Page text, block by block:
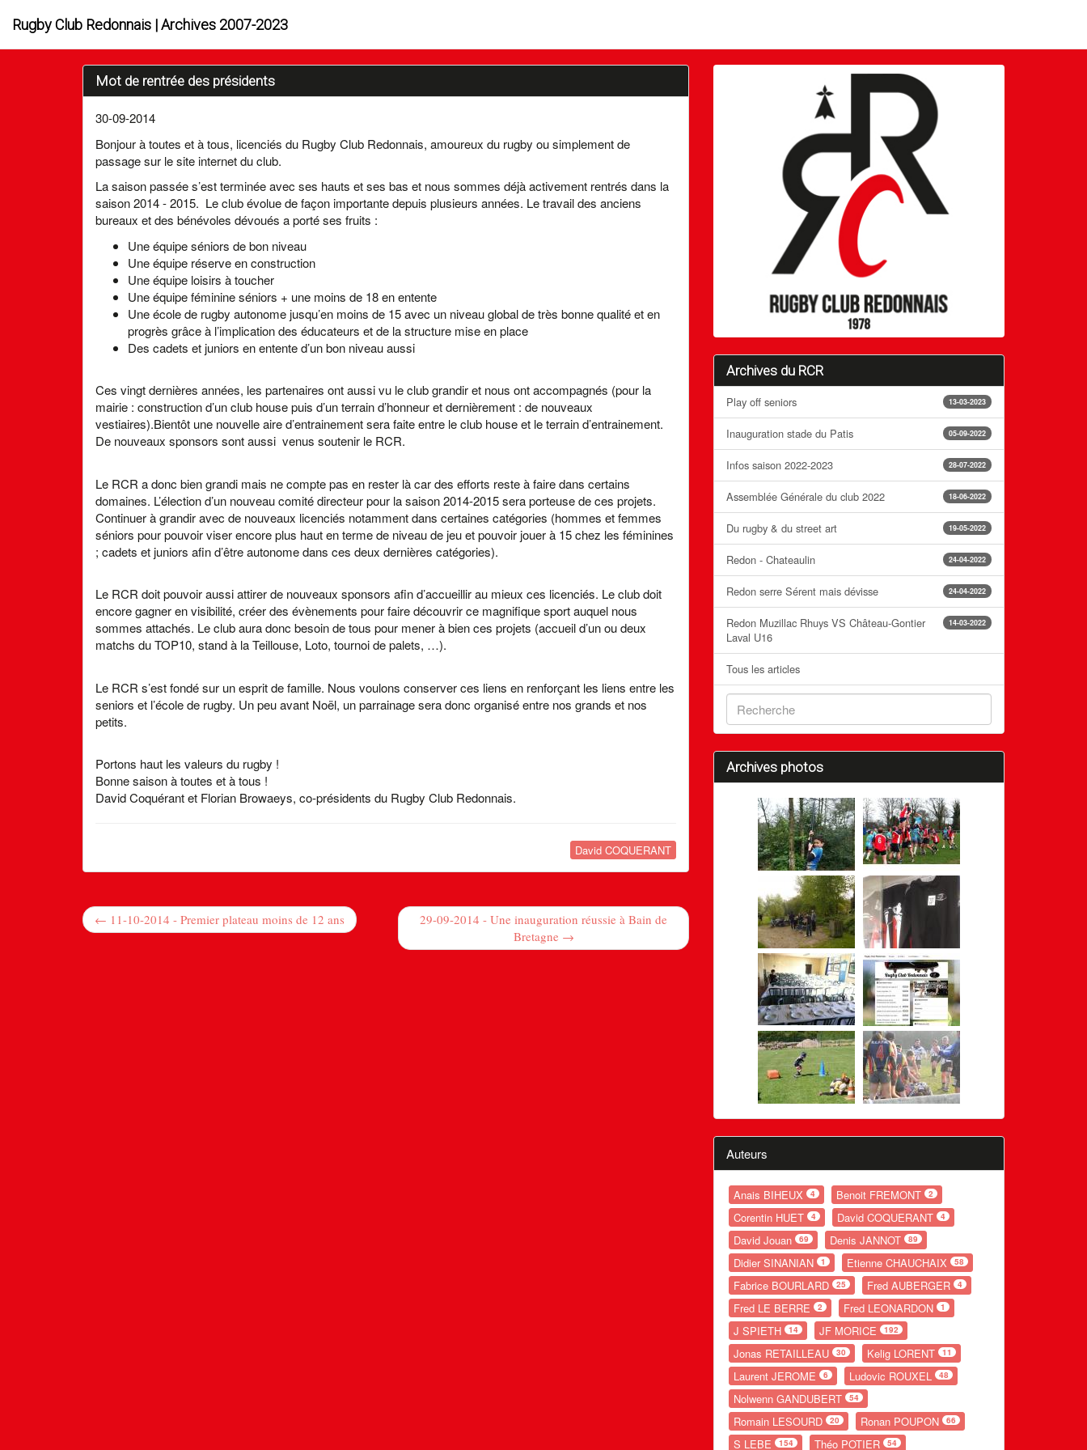
Rugby Club Redonnais | Archives 2007-2023
Mot de rentrée des présidents
30-09-2014
Bonjour à toutes et à tous, licenciés du Rugby Club Redonnais, amoureux du rugby ou simplement de
passage sur le site internet du club.
La saison passée s’est terminée avec ses hauts et ses bas et nous sommes déjà activement rentrés dans la
saison 2014 - 2015. Le club évolue de façon importante depuis plusieurs années. Le travail des anciens
bureaux et des bénévoles dévoués a porté ses fruits :
Une équipe séniors de bon niveau
Une équipe réserve en construction
Une équipe loisirs à toucher
Une équipe féminine séniors + une moins de 18 en entente
Une école de rugby autonome jusqu’en moins de 15 avec un niveau global de très bonne qualité et en
progrès grâce à l’implication des éducateurs et de la structure mise en place
Des cadets et juniors en entente d’un bon niveau aussi
Ces vingt dernières années, les partenaires ont aussi vu le club grandir et nous ont accompagnés (pour la
mairie : construction d’un club house puis d’un terrain d’honneur et dernièrement : de nouveaux
vestiaires).Bientôt une nouvelle aire d’entrainement sera faite entre le club house et le terrain d’entrainement.
De nouveaux sponsors sont aussi venus soutenir le RCR.
Le RCR a donc bien grandi mais ne compte pas en rester là car des efforts reste à faire dans certains
domaines. L’élection d’un nouveau comité directeur pour la saison 2014-2015 sera porteuse de ces projets.
Continuer à grandir avec de nouveaux licenciés notamment dans certaines catégories (hommes et femmes
séniors pour pouvoir viser encore plus haut en terme de niveau de jeu et pouvoir jouer à 15 chez les féminines
; cadets et juniors afin d’être autonome dans ces deux dernières catégories).
Le RCR doit pouvoir aussi attirer de nouveaux sponsors afin d’accueillir au mieux ces licenciés. Le club doit
encore gagner en visibilité, créer des évènements pour faire découvrir ce magnifique sport auquel nous
sommes attachés. Le club aura donc besoin de tous pour mener à bien ces projets (accueil d’un ou deux
matchs du TOP10, stand à la Teillouse, Loto, tournoi de palets, …).
Le RCR s’est fondé sur un esprit de famille. Nous voulons conserver ces liens en renforçant les liens entre les
seniors et l’école de rugby. Un peu avant Noël, un parrainage sera donc organisé entre nos grands et nos
petits.
Portons haut les valeurs du rugby !
Bonne saison à toutes et à tous !
David Coquérant et Florian Browaeys, co-présidents du Rugby Club Redonnais.
David COQUERANT
← 11-10-2014 - Premier plateau moins de 12 ans
29-09-2014 - Une inauguration réussie à Bain de
Bretagne →
Archives du RCR
13-03-2023
Play off seniors
05-09-2022
Inauguration stade du Patis
28-07-2022
Infos saison 2022-2023
18-06-2022
Assemblée Générale du club 2022
19-05-2022
Du rugby & du street art
24-04-2022
Redon - Chateaulin
24-04-2022
Redon serre Sérent mais dévisse
14-03-2022
Redon Muzillac Rhuys VS Château-Gontier
Laval U16
Tous les articles
Archives photos
Auteurs
Anais BIHEUX 4 Benoit FREMONT 2
Corentin HUET 4 David COQUERANT 4
David Jouan 69 Denis JANNOT 89
Didier SINANIAN 1 Etienne CHAUCHAIX 58
Fabrice BOURLARD 25 Fred AUBERGER 4
Fred LE BERRE 2 Fred LEONARDON 1
J SPIETH 14 JF MORICE 192
Jonas RETAILLEAU 30 Kelig LORENT 11
Laurent JEROME 6 Ludovic ROUXEL 48
Nolwenn GANDUBERT 54
Romain LESOURD 20 Ronan POUPON 66
S LEBE 154 Théo POTIER 54